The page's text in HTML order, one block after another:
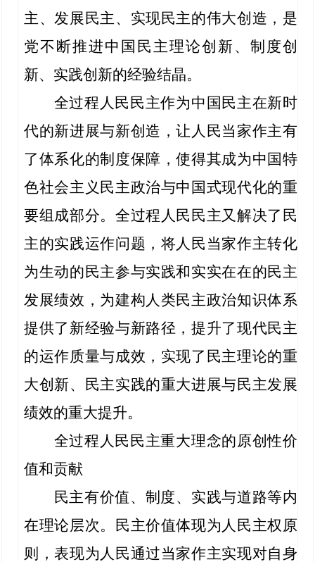
主、发展民主、实现民主的伟大创造，是
党不断推进中国民主理论创新、制度创
新、实践创新的经验结晶。
全过程人民民主作为中国民主在新时
代的新进展与新创造，让人民当家作主有
了体系化的制度保障，使得其成为中国特
色社会主义民主政治与中国式现代化的重
要组成部分。全过程人民民主又解决了民
主的实践运作问题，将人民当家作主转化
为生动的民主参与实践和实实在在的民主
发展绩效，为建构人类民主政治知识体系
提供了新经验与新路径，提升了现代民主
的运作质量与成效，实现了民主理论的重
大创新、民主实践的重大进展与民主发展
绩效的重大提升。
全过程人民民主重大理念的原创性价
值和贡献
民主有价值、制度、实践与道路等内
在理论层次。民主价值体现为人民主权原
则，表现为人民通过当家作主实现对自身